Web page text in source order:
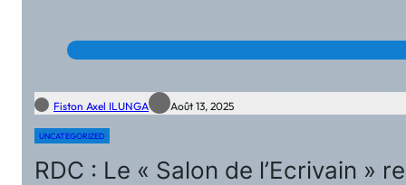
Fiston Axel ILUNGA Août 13, 2025
UNCATEGORIZED
RDC : Le « Salon de l’Ecrivain »